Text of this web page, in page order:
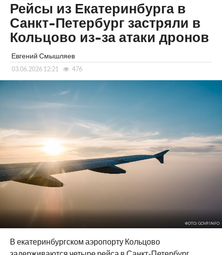
Рейсы из Екатеринбурга в
Санкт-Петербург застряли в
Кольцово из-за атаки дронов
Евгений Смышляев
03.06.2026 12:21 476
ФОТО: GOVP.INFO
В екатеринбургском аэропорту Кольцово
задерживаются четыре рейса в Санкт-Петербург.